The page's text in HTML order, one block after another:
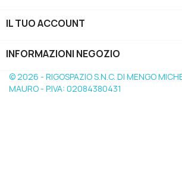
IL TUO ACCOUNT
INFORMAZIONI NEGOZIO
© 2026 - RIGOSPAZIO S.N.C. DI MENGO
MAURO - P.IVA: 02084380431